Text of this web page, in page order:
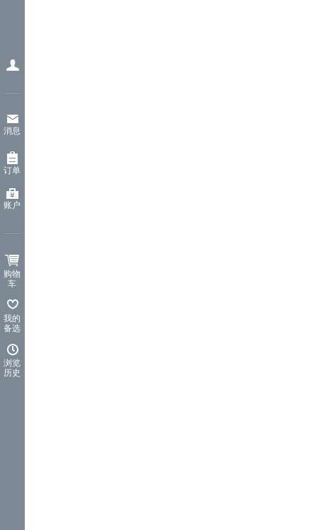
消息
订单
账户
购物
车
我的
备选
浏览
历史